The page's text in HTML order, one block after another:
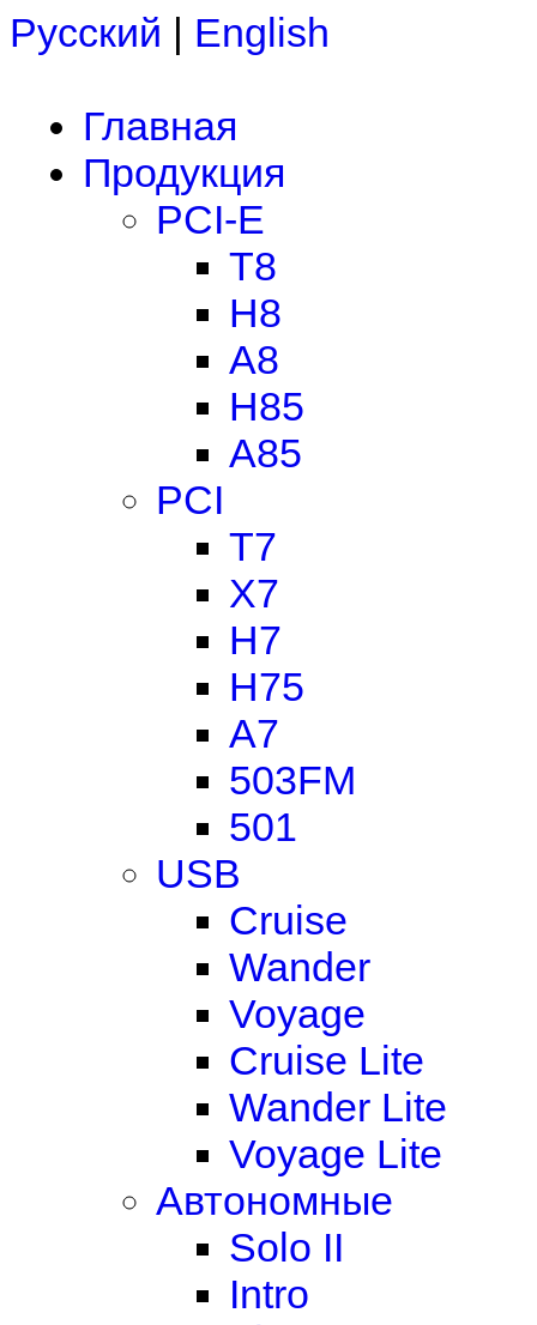
Русский | English
Главная
Продукция
PCI-E
T8
H8
A8
H85
A85
PCI
T7
X7
H7
H75
A7
503FM
501
USB
Cruise
Wander
Voyage
Cruise Lite
Wander Lite
Voyage Lite
Автономные
Solo II
Intro